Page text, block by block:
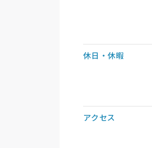
休日・休暇
アクセス